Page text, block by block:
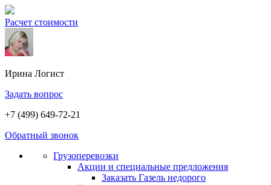
Расчет стоимости
Ирина Логист
Задать вопрос
+7 (499) 649-72-21
Обратный звонок
Грузоперевозки
Акции и специальные предложения
Заказать Газель недорого